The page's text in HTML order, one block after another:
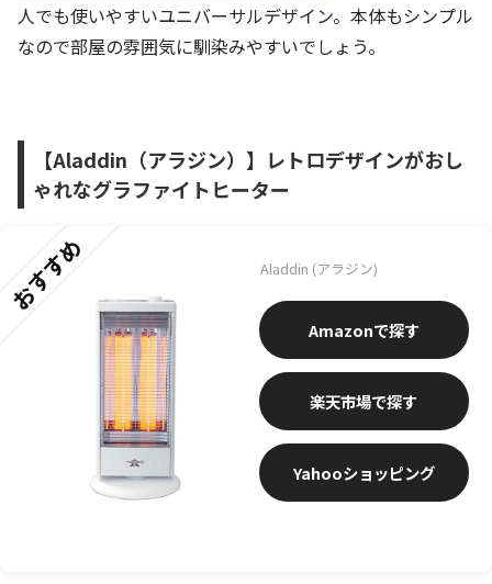
人でも使いやすいユニバーサルデザイン。本体もシンプル
なので部屋の雰囲気に馴染みやすいでしょう。
【Aladdin（アラジン）】レトロデザインがおし
ゃれなグラファイトヒーター
おすすめ Aladdin (アラジン)
楽天市場
Amazon
Yahooショッピング